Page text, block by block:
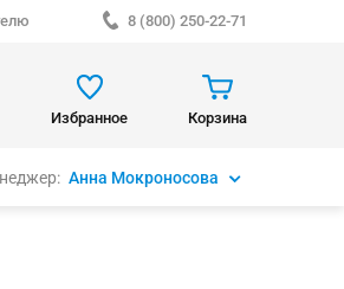
8 (800) 250-22-71
Избранное Корзина
Анна Мокроносова